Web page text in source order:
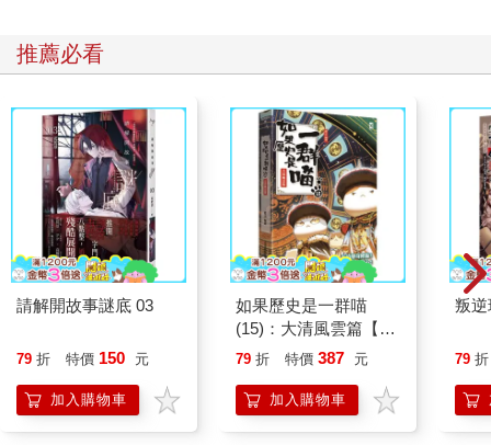
推薦必看
請解開故事謎底 03
79 折 特價 150 元
加入購物車
如果歷史是一群喵
(15)：大清風雲篇【萌
貓漫畫學歷史】
79 折 特價 387 元
加入購物車
叛逆
79 折